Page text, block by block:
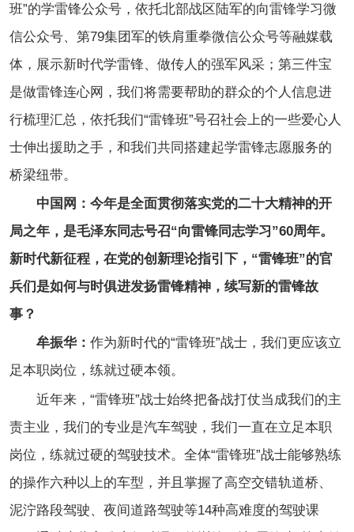
班”的学雷锋公众号，依托北部战区陆军的向雷锋学习微
信公众号、第79集团军的铁肩重拳微信公众号等融媒载
体，展示新时代学雷锋、做传人的强军风采；第三件宝
是做雷锋连心网，我们将需要帮助的群众的个人信息进
行梳理汇总，依托我们“雷锋班”号召社会上的一些爱心人
士伸出援助之手，和我们共同搭建起学雷锋志愿服务的
桥梁纽带。
中国网：今年是全面贯彻落实党的二十大精神的开
局之年，是毛泽东同志号召“向雷锋同志学习”60周年。
新时代新征程，在党的创新理论指引下，“雷锋班”的官
兵们是如何与时俱进发扬雷锋精神，续写新的雷锋故
事？
牟振华： 作为新时代的“雷锋班”战士，我们更应该立
足本职岗位，练就过硬本领。
近年来，“雷锋班”战士始终把备战打仗当成我们的主
责主业，我们的专业是汽车驾驶，我们一直在立足本职
岗位，练就过硬的驾驶技术。全体“雷锋班”战士能够熟练
的操作六种以上的车型，并且掌握了高空交错轨道桥、
泥泞路段驾驶、夜间道路驾驶等14种高难度的驾驶课